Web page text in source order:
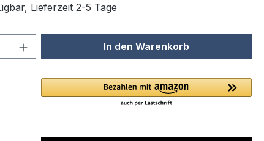
Lieferzeit 2-5 Tage
Gib den gewünschten Wert
In den Warenkorb